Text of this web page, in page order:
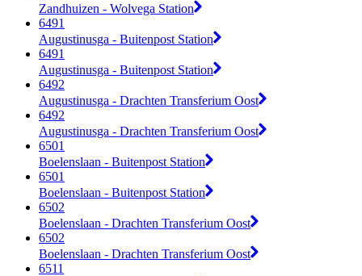
Zandhuizen - Wolvega Station
6491
Augustinusga - Buitenpost Station
6491
Augustinusga - Buitenpost Station
6492
Augustinusga - Drachten Transferium Oost
6492
Augustinusga - Drachten Transferium Oost
6501
Boelenslaan - Buitenpost Station
6501
Boelenslaan - Buitenpost Station
6502
Boelenslaan - Drachten Transferium Oost
6502
Boelenslaan - Drachten Transferium Oost
6511